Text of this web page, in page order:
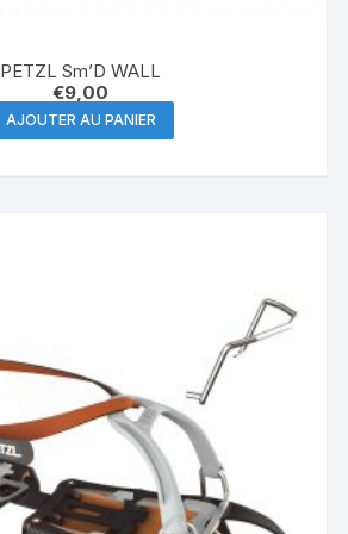
PETZL Sm’D WALL
€9,00
AJOUTER AU PANIER